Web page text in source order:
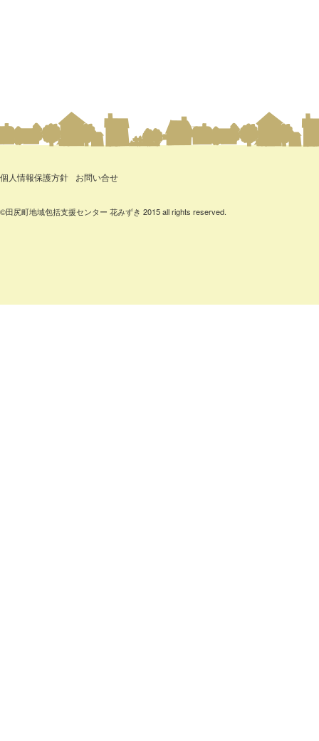
個人情報保護方針 お問い合せ
©田尻町地域包括支援センター 花みずき 2015 all rights reserved.